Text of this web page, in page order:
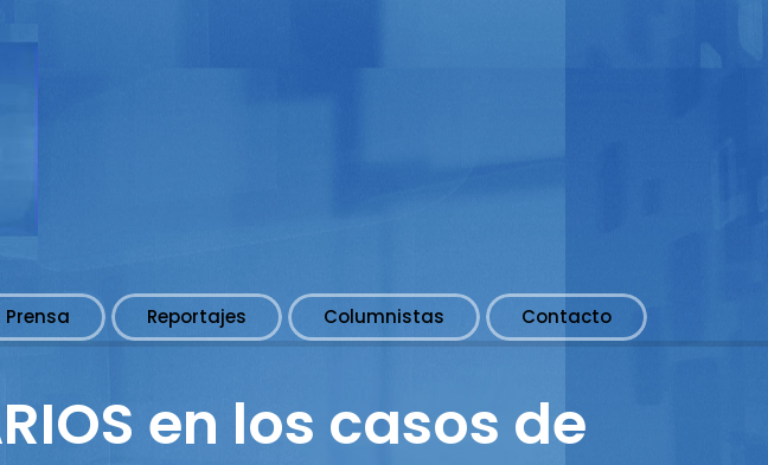
Prensa Reportajes Columnistas Contacto
en los casos de